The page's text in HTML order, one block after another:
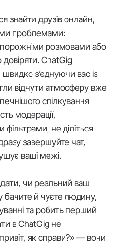
знайти друзів онлайн,
проблемами:
порожніми розмовами або
ChatGig
з’єднуючи вас із
відчути атмосферу вже
спілкування
модерації,
не діліться
завершуйте чат,
ваші межі.
чи реальний ваш
бачите й чуєте людину,
та робить перший
в ChatGig не
як справи?»— вони